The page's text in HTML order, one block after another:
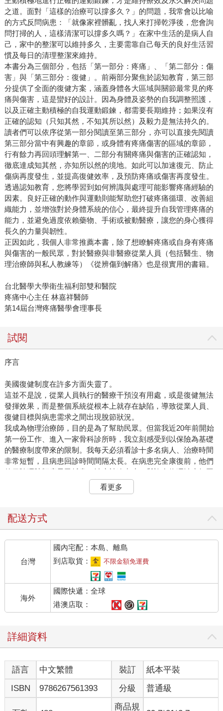
之道。面對「這樣的治療可以撐多久？」的問題，我常會以比喻
的方式反問病患：「就像家裡髒亂，找人來打掃乾淨後，您會詢
問打掃的人，這樣清潔可以撐多久嗎？」在家中生活的是病人自
己，家中的整潔可以維持多久，主要需靠自己每天的良好生活習
慣及每日的清理整潔來維持。
本書分為三個部分，包括「第一部分：疼痛」、「第二部分：傷
害」與「第三部分：復健」。前兩部分聚焦於認知教育，第三部
分提供了全面的復健方案，涵蓋身體各大區域與關節最常見的疼
痛與傷害，這是蠻好的設計。因為身體及姿勢的自我調整照護，
以及正確主動積極的自我運動鍛鍊，都需要長期維持；如果沒有
正確的認知（只知其然，不知其所以然）及毅力是無法持久的。
讀者們可以依序從第一部分閱讀至第三部分，亦可以直接先閱讀
第三部分當中有興趣的章節，或身體有疼痛傷害的區域的章節，
行有餘力再回頭理解第一、二部分有關疼痛與傷害的正確認知，
徹底達成知其然，亦知所以然的境地。如此可以加速復元、防止
傷病再度發生，並提高復健效率，及預防疼痛或傷害再度發生。
透過認知教育，您將學習到如何辨識與處理可能影響疼痛經驗的
因素。良好正確的動作與運動則能幫助您打破疼痛循環、改善組
織能力，並增強對於身體系統的信心，最終提升自我管理疼痛的
能力，並避免過度依賴藥物、手術或被動醫療，讓您的身心獲得
長久的力量與韌性。
正因如此，我個人非常推薦本書，除了想瞭解疼痛或自身有疼痛
與傷害的一般民眾，對於醫療與非醫療從業人員（包括醫生、物
理治療師與私人教練等）《從辨傷到解痛》也是很實用的書籍。
台北醫學大學衛生福利部雙和醫院
疼痛中心主任 林嘉祥醫師
第14屆台灣疼痛醫學會理事長
試閱
序言
美國復健制度在許多方面失靈了。
這並不是說，從業人員執行的醫療干預沒有用處，或是復健無法
發揮效果，而是整個系統從根本上就存在缺陷，導致從業人員、
復健目標與病患需求之間出現脫節狀況。
我成為物理治療師，目的是為了幫助民眾。但當我近20年前開始
第一份工作、進入一家骨科診所時，我立刻感受到以保險為基礎
的醫療制度帶來的限制。我每天必須看診十多名病人、治療時間
非常短暫，且病患回診時間間隔太長。在病患完全康復前，他們
的保險理賠額度早已耗盡、治療被迫中止。與許多物理治療師同
業一樣，我的工作過度勞累，還因為知道病患並未獲得充分照顧
療保險，但很難找到一家把他們健康擺第一的診所。即便真的找
是，許多病人沒有保險，使得他們因無法負擔自費費用，而連選
擇差強人意治療方案的機會都沒有。
以上因素導致民眾僅剩下這幾個選項：
 什麼事都不做，期待疼痛自動消失或傷害痊癒。
 尋求替代治療方案並自費就診。
 嘗試自我管理疼痛。
讓我們逐一檢視這些選項。透過這般檢視，我會概述《從辨傷到
解痛》提供的解決方案，並告訴你本書的內容重點、適合對象，
選項1：什麼事都不做
有些傷害與疼痛的症狀會隨著時間逐漸消退；休息一下，避免從
事引發問題的行為與活動，症狀就會逐漸好轉。透過這種方式，
什麼都不做的策略也能奏效，但僅限於傷害發生後的突然或急性
看更多
配送方式
台灣
國內宅配：本島、離島
到店取貨：
不限金額免運費
海外
國際快遞：全球
港澳店取：
詳細資料
語言 中文繁體 裝訂
紙本平裝
ISBN
9786267561393 分級 普通級
商品規